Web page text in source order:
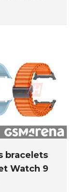
bracelets
Watch 9